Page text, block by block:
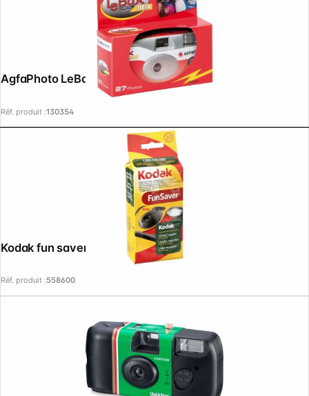
AgfaPhoto LeBox 400 27 Flash
Réf. produit :130354
Kodak fun saver
Réf. produit :558600